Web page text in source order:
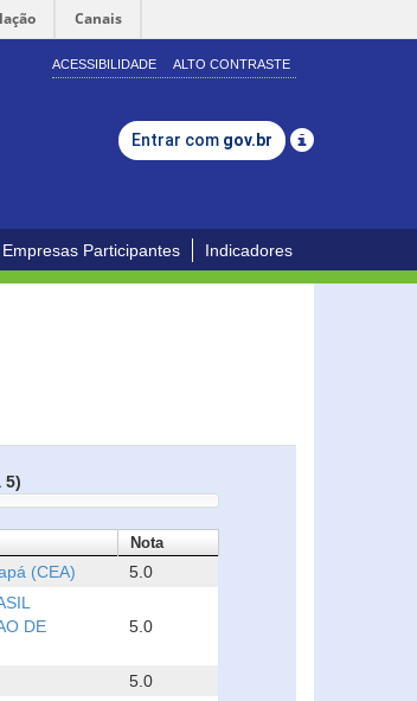
Canais
ACESSIBILIDADE ALTO CONTRASTE
Entrar com gov.br
Empresas Participantes Indicadores
5)
Nota
(CEA) 5.0
DE
5.0
5.0